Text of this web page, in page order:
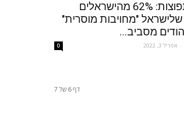
מדד התפוצות: 62% מהישראלים
"מחויבות מוסרית"
מסביב...
- אפריל 3, 2022 0
דף 6 של 7